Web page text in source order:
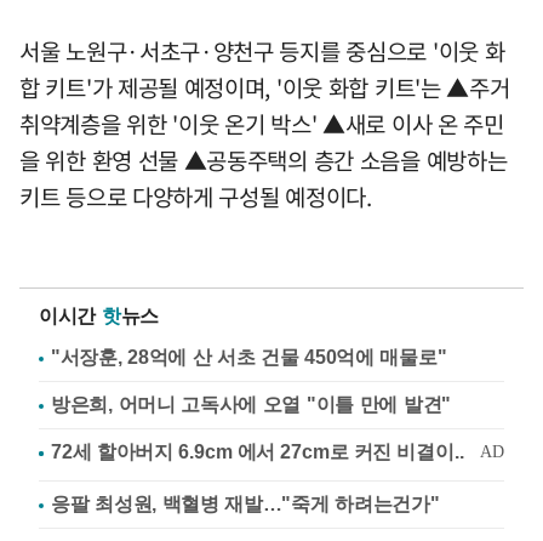
서울 노원구·서초구·양천구 등지를 중심으로 '이웃 화
합 키트'가 제공될 예정이며, '이웃 화합 키트'는 ▲주거
취약계층을 위한 '이웃 온기 박스' ▲새로 이사 온 주민
을 위한 환영 선물 ▲공동주택의 층간 소음을 예방하는
키트 등으로 다양하게 구성될 예정이다.
이시간 핫뉴스
"서장훈, 28억에 산 서초 건물 450억에 매물로"
방은희, 어머니 고독사에 오열 "이틀 만에 발견"
응팔 최성원, 백혈병 재발…"죽게 하려는건가"